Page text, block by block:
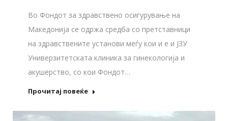
Во Фондот за здравствено осигурување на
Македонија се одржа средба со претставници
на здравствените установи меѓу кои и е и ЈЗУ
Универзитетската клиника за гинекологија и
акушерство, со кои Фондот…
Прочитај повеќе